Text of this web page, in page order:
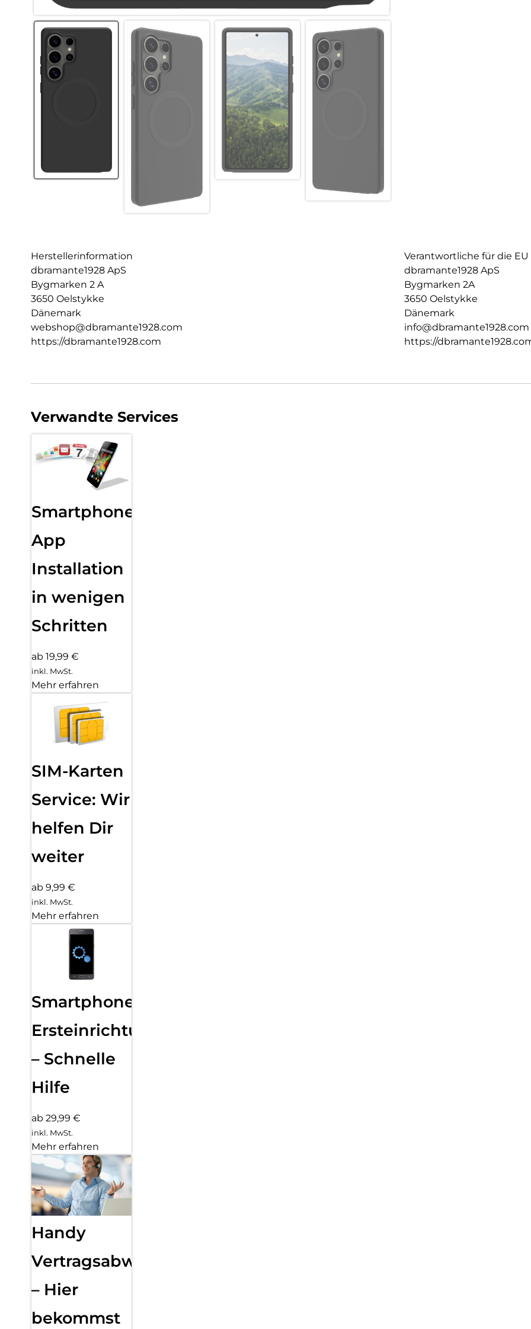
Herstellerinformation
dbramante1928 ApS
Bygmarken 2 A
3650 Oelstykke
Dänemark
webshop@dbramante1928.com
https://dbramante1928.com
Verantwortliche für die EU
dbramante1928 ApS
Bygmarken 2A
3650 Oelstykke
Dänemark
info@dbramante1928.com
https://
Verwandte Services
Smartphone
App
Installation
in wenigen
Schritten
ab 19,99 €
inkl. MwSt.
Mehr erfahren
SIM-Karten
Service: Wir
helfen Dir
weiter
ab 9,99 €
inkl. MwSt.
Mehr erfahren
Smartphone
Ersteinrichtung
– Schnelle
Hilfe
ab 29,99 €
inkl. MwSt.
Mehr erfahren
Handy
Vertragsabwicklung
– Hier
bekommst